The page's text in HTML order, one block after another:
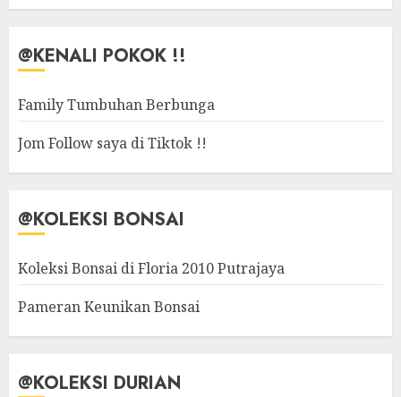
@KENALI POKOK !!
Family Tumbuhan Berbunga
Jom Follow saya di Tiktok !!
@KOLEKSI BONSAI
Koleksi Bonsai di Floria 2010 Putrajaya
Pameran Keunikan Bonsai
@KOLEKSI DURIAN